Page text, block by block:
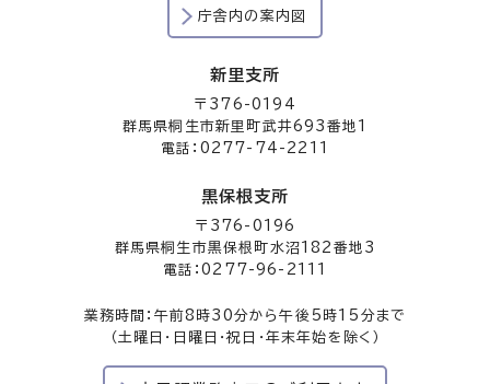
庁舎内の案内図
新里支所
〒376-0194
群馬県桐生市新里町武井693番地1
電話：0277-74-2211
黒保根支所
〒376-0196
群馬県桐生市黒保根町水沼182番地3
電話：0277-96-2111
業務時間：午前8時30分から午後5時15分まで
（土曜日・日曜日・祝日・年末年始を除く）